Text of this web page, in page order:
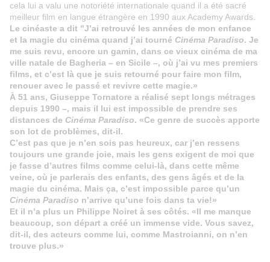
cela lui a valu une notoriété internationale quand il a été sacré
meilleur film en langue étrangère en 1990 aux Academy Awards.
Le cinéaste a dit "J’ai retrouvé les années de mon enfance
et la magie du cinéma quand j’ai tourné Cinéma Paradiso. Je
me suis revu, encore un gamin, dans ce vieux cinéma de ma
ville natale de Bagheria – en Sicile –, où j’ai vu mes premiers
films, et c’est là que je suis retourné pour faire mon film,
renouer avec le passé et revivre cette magie.»
À 51 ans, Giuseppe Tornatore a réalisé sept longs métrages
depuis 1990 –, mais il lui est impossible de prendre ses
distances de Cinéma Paradiso. «Ce genre de succès apporte
son lot de problèmes, dit-il.
C’est pas que je n’en sois pas heureux, car j’en ressens
toujours une grande joie, mais les gens exigent de moi que
je fasse d’autres films comme celui-là, dans cette même
veine, où je parlerais des enfants, des gens âgés et de la
magie du cinéma. Mais ça, c’est impossible parce qu’un
Cinéma Paradiso n’arrive qu’une fois dans ta vie!»
Et il n’a plus un Philippe Noiret à ses côtés. «Il me manque
beaucoup, son départ a créé un immense vide. Vous savez,
dit-il, des acteurs comme lui, comme Mastroianni, on n’en
trouve plus.»